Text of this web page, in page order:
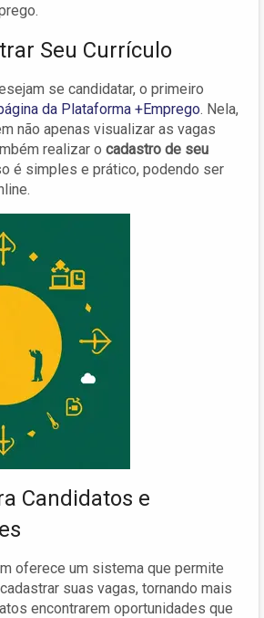
Seu Currículo
se candidatar, o primeiro
da Plataforma +Emprego. Nela,
não apenas visualizar as vagas
realizar o cadastro de seu
é simples e prático, podendo ser
Candidatos e
oferece um sistema que permite
suas vagas, tornando mais
encontrarem oportunidades que